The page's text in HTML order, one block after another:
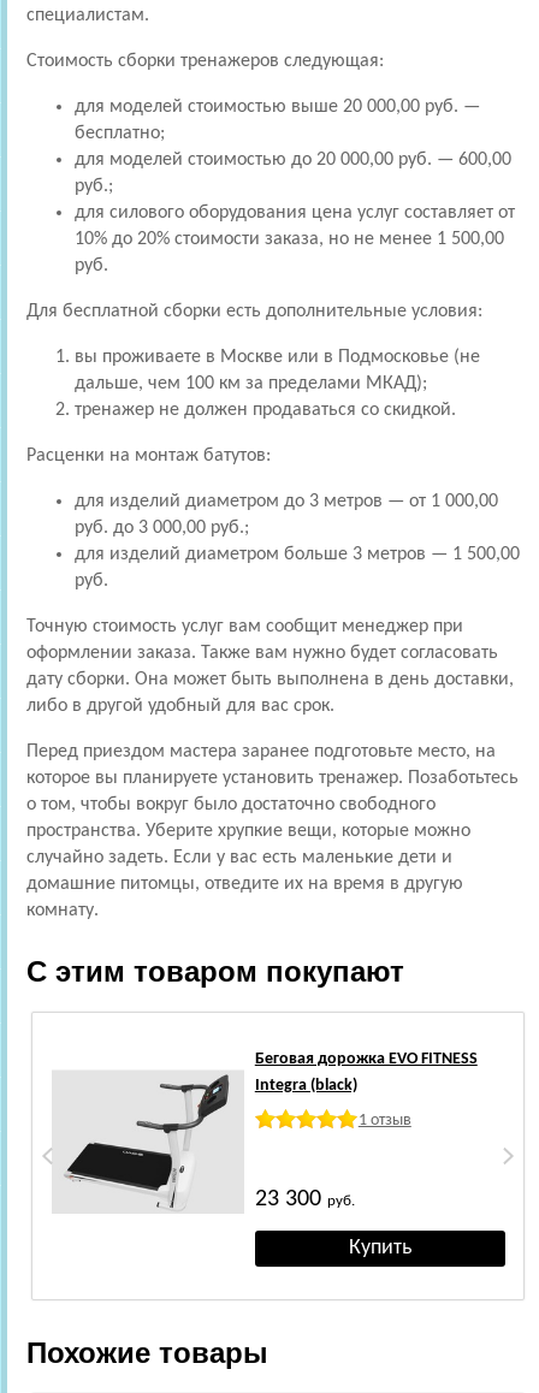
специалистам.
Стоимость сборки тренажеров следующая:
для моделей стоимостью выше 20 000,00 руб. —
бесплатно;
для моделей стоимостью до 20 000,00 руб. — 600,00
руб.;
для силового оборудования цена услуг составляет от
10% до 20% стоимости заказа, но не менее 1 500,00
руб.
Для бесплатной сборки есть дополнительные условия:
вы проживаете в Москве или в Подмосковье (не
дальше, чем 100 км за пределами МКАД);
тренажер не должен продаваться со скидкой.
Расценки на монтаж батутов:
для изделий диаметром до 3 метров — от 1 000,00
руб. до 3 000,00 руб.;
для изделий диаметром больше 3 метров — 1 500,00
руб.
Точную стоимость услуг вам сообщит менеджер при
оформлении заказа. Также вам нужно будет согласовать
дату сборки. Она может быть выполнена в день доставки,
либо в другой удобный для вас срок.
Перед приездом мастера заранее подготовьте место, на
которое вы планируете установить тренажер. Позаботьтесь
о том, чтобы вокруг было достаточно свободного
пространства. Уберите хрупкие вещи, которые можно
случайно задеть. Если у вас есть маленькие дети и
домашние питомцы, отведите их на время в другую
комнату.
С этим товаром покупают
Беговая дорожка EVO FITNESS
Integra (black)
1 отзыв
23 300 руб.
Похожие товары